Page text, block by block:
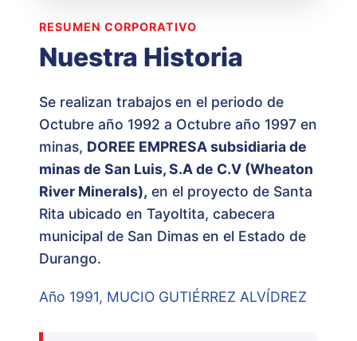
RESUMEN CORPORATIVO
Nuestra Historia
Se realizan trabajos en el periodo de
Octubre año 1992 a Octubre año 1997 en
minas, DOREE EMPRESA subsidiaria de
minas de San Luis, S.A de C.V (Wheaton
River Minerals), en el proyecto de Santa
Rita ubicado en Tayoltita, cabecera
municipal de San Dimas en el Estado de
Durango.
Año 1991, MUCIO GUTIÉRREZ ALVÍDREZ